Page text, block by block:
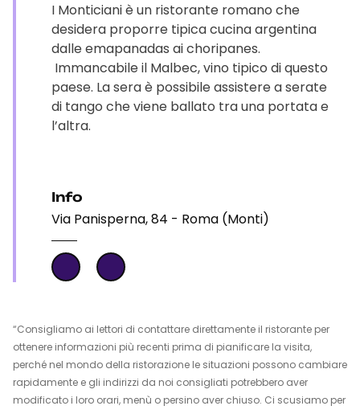
I Monticiani è un ristorante romano che
desidera proporre tipica cucina argentina
dalle emapanadas ai choripanes.
Immancabile il Malbec, vino tipico di questo
paese. La sera è possibile assistere a serate
di tango che viene ballato tra una portata e
l’altra.
Info
Via Panisperna, 84 - Roma (Monti)
“Consigliamo ai lettori di contattare direttamente il ristorante per
ottenere informazioni più recenti prima di pianificare la visita,
perché nel mondo della ristorazione le situazioni possono cambiare
rapidamente e gli indirizzi da noi consigliati potrebbero aver
modificato i loro orari, menù o persino aver chiuso. Ci scusiamo per